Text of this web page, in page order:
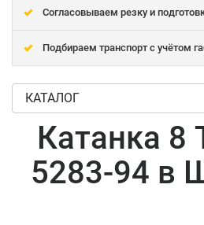
Согласовываем резку и
Подбираем транспорт с учётом
КАТАЛОГ
Катанка 8
5283-94 в